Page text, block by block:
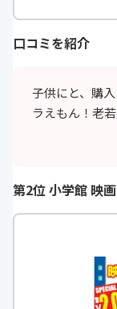
口コミを紹介
子供にと、購
ラえもん！老
第2位 小学館 映